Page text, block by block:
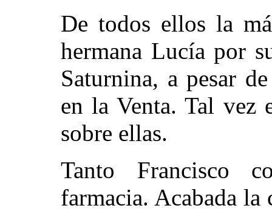
De todos ellos la
hermana Lucía por
Saturnina, a pesar
en la Venta. Tal vez
sobre ellas.
Tanto Francisco
farmacia. Acabada la